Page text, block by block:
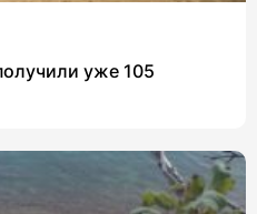
уже 105